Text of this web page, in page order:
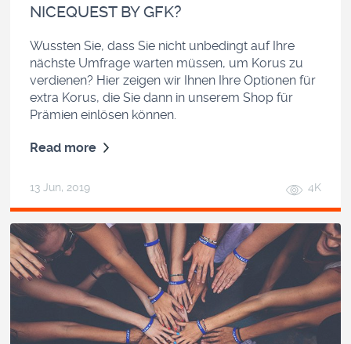
NICEQUEST BY GFK?
Wussten Sie, dass Sie nicht unbedingt auf Ihre
nächste Umfrage warten müssen, um Korus zu
verdienen? Hier zeigen wir Ihnen Ihre Optionen für
extra Korus, die Sie dann in unserem Shop für
Prämien einlösen können.
Read more
13 Jun, 2019 4K